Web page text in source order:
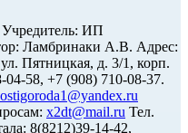
Учредитель: ИП
Ламбринаки А.В. Адрес:
Пятницкая, д. 3/1, корп.
04-58, +7 (908) 710-08-37.
x2dt@mail.ru Тел.
8(8212)39-14-42,